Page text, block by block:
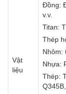
Vật
liệu
Đồng:
v.v.
Titan:
Thép
Nhôm:
Nhựa:
Thép: